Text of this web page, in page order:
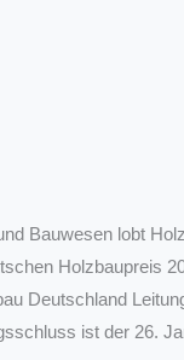
Bauwesen lobt
Holzbaupreis
Deutschland
ist der 26.